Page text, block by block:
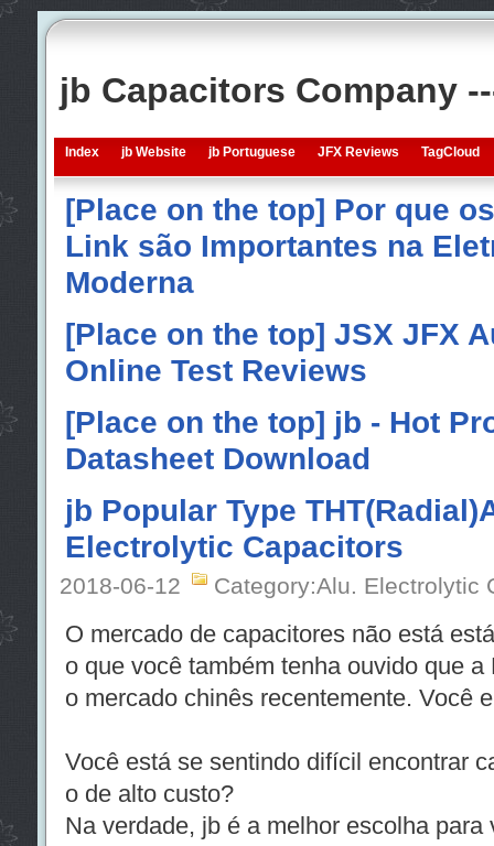
jb Capacitors Company
Index jb Website jb Portuguese JFX Reviews TagCloud
[Place on the top] Por que
Link são Importantes na
Moderna
[Place on the top] JSX JFX
Online Test Reviews
[Place on the top] jb - Hot
Datasheet Download
jb Popular Type
Electrolytic Capacitors
2018-06-12 Category:Alu. Electrolytic
O mercado de capacitores não está
o que você também tenha ouvido que
o mercado chinês recentemente. Você
Você está se sentindo difícil encontrar
o de alto custo?
Na verdade, jb é a melhor escolha para